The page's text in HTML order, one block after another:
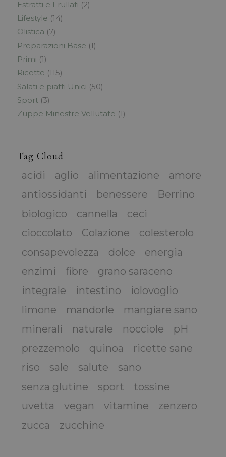
Estratti e Frullati (2)
Lifestyle (14)
Olistica (7)
Preparazioni Base (1)
Primi (1)
Ricette (115)
Salati e piatti Unici (50)
Sport(3)
Zuppe Minestre Vellutate (1)
Tag Cloud
acidi
aglio alimentazione
amore
antiossidanti
benessere
Berrino
biologico
cannella
ceci
cioccolato
Colazione
colesterolo
consapevolezza
dolce
energia
enzimi
fibre
grano saraceno
integrale
intestino
iolovoglio
limone
mandorle
mangiare sano
minerali
naturale nocciole
pH
prezzemolo
quinoa
ricette sane
riso
sale salute
sano
senza glutine
sport
tossine
uvetta
vegan vitamine
zenzero
zucca
zucchine